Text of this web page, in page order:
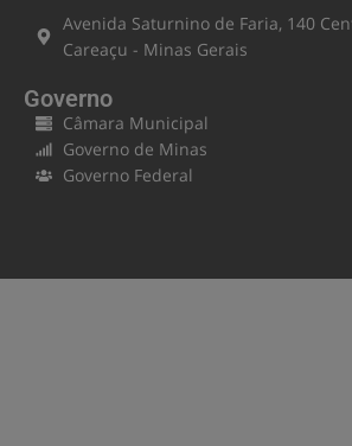
Avenida Saturnino de Faria, 140
Careaçu - Minas Gerais
Governo
Câmara Municipal
Governo de Minas
Governo Federal